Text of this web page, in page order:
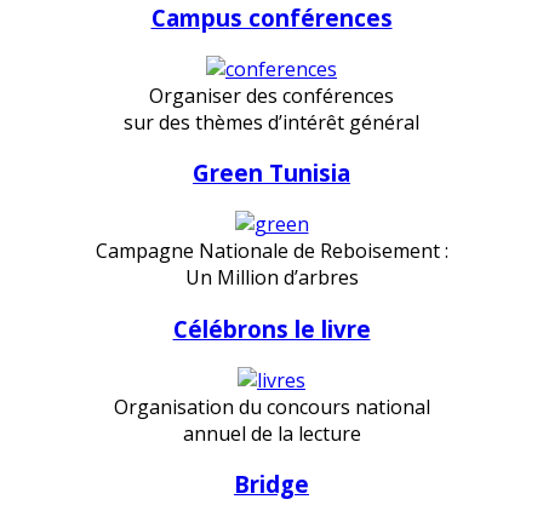
Campus conférences
Organiser des conférences
sur des thèmes d’intérêt général
Green Tunisia
Campagne Nationale de Reboisement :
Un Million d’arbres
Célébrons le livre
Organisation du concours national
annuel de la lecture
Bridge